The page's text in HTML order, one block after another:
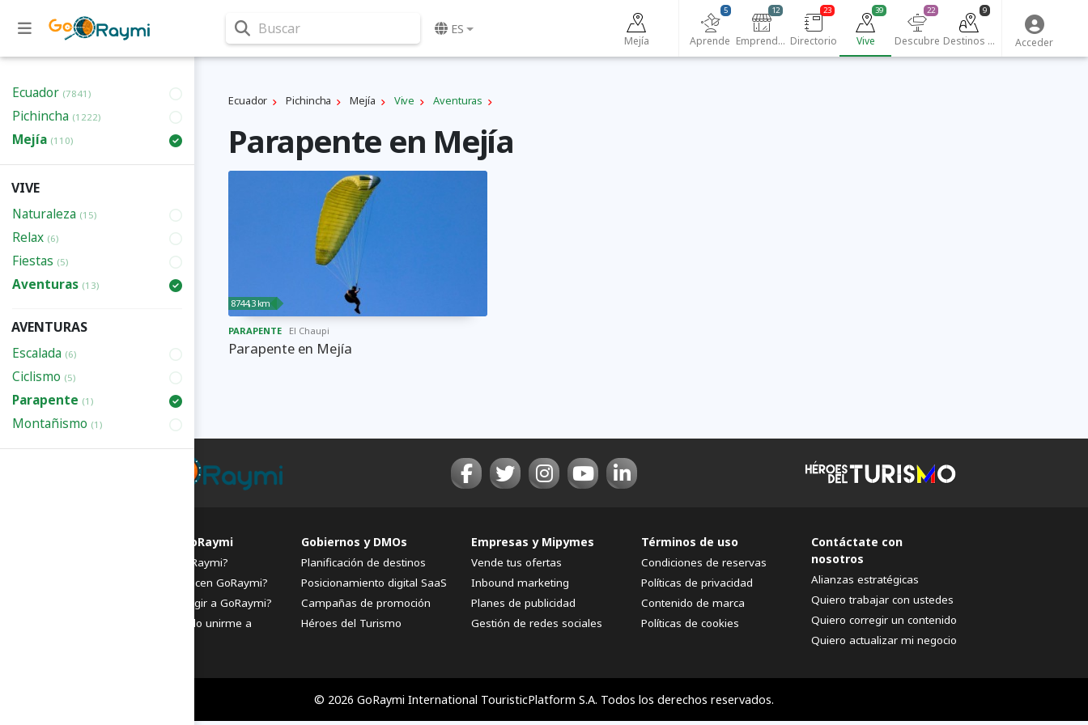
Buscar ES
Mejí­a Aprende
5
Emprendedores
12
Directorio
23
Vive
39
Descubre
22
Destinos turísticos
9
Acceder
Ecuador (7841)
Pichincha (1222)
Mejí­a (110)
VIVE
Naturaleza (15)
Relax (6)
Fiestas (5)
Aventuras (13)
AVENTURAS
Escalada (6)
Ciclismo (5)
Parapente (1)
Montañismo (1)
Ecuador Pichincha Mejí­a Vive Aventuras
Parapente en Mejí­a
8744,3 km
PARAPENTE El Chaupi
Parapente en Mejía
FAQs de GoRaymi
¿Qué es GoRaymi?
¿Quiénes hacen GoRaymi?
¿Por qué elegir a GoRaymi?
¿Cómo puedo unirme a
Gobiernos y DMOs
Planificación de destinos
Posicionamiento digital SaaS
Campañas de promoción
Héroes del Turismo
Empresas y Mipymes
Vende tus ofertas
Inbound marketing
Planes de publicidad
Gestión de redes sociales
Términos de uso
Condiciones de reservas
Políticas de privacidad
Contenido de marca
Políticas de cookies
Contáctate con
nosotros
Alianzas estratégicas
Quiero trabajar con ustedes
Quiero corregir un contenido
Quiero actualizar mi negocio
© 2026 GoRaymi International TouristicPlatform S.A. Todos los derechos reservados.